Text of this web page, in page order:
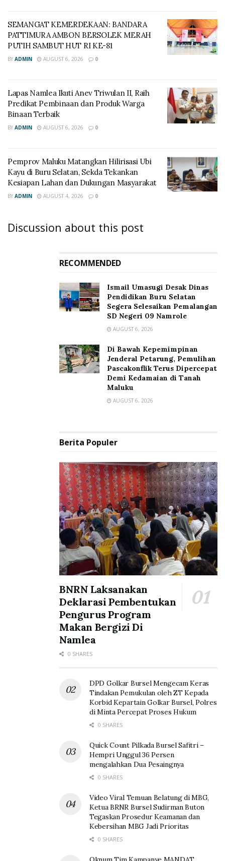
SEMANGAT KEMERDEKAAN: BANDARA
PATTIMURA AMBON BERSOLEK MERAH
PUTIH SAMBUT HUT RI KE-81
BY ADMIN AUGUST 6, 2026 0
Lapas Namlea Ikuti Anev Triwulan II, Raih
Predikat Pembinaan dan Produk Warga
Binaan Terbaik
BY ADMIN AUGUST 6, 2026 0
‎Pemprov Maluku Matangkan Hilirisasi Ubi
Kayu di Buru Selatan, Sekda Tekankan
Kesiapan Lahan dan Dukungan Masyarakat
BY ADMIN AUGUST 4, 2026 0
Discussion about this post
RECOMMENDED
Ismail Umasugi Desak Dinas
Pendidikan Buru Selatan
Segera Selesaikan Pemalangan
SD Negeri 09 Namrole
AUGUST 6, 2026
Di Bawah Kepemimpinan
Jenderal Petarung, Pemulihan
Pascakonflik Terus Dipercepat
Demi Kedamaian di Tanah
Maluku
AUGUST 6, 2026
Berita Populer
BNRN Laksanakan
Deklarasi Pembentukan
Pengurus Program
Makan Bergizi Di
Namlea
0 SHARES
DPD Golkar Bursel Mengecam Keras
Tindakan Pemukulan oleh ZT Kepada
Korbid Kepartain Golkar Bursel, Polres
di Minta Percepat Proses Hukum
0 SHARES
Quick Count Pilkada Bursel Safitri –
Hempri Unggul 36 Persen
mengalahkan Dua Pesaingnya
0 SHARES
Video Viral Temuan Belatung di MBG,
Ketua BRNR Bursel Sudirman Buton
Tegaskan Prosedur Keamanan dan
Kebersihan MBG Jadi Prioritas
0 SHARES